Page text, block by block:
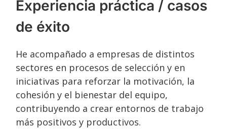
Experiencia práctica / casos
de éxito
He acompañado a empresas de distintos
sectores en procesos de selección y en
iniciativas para reforzar la motivación, la
cohesión y el bienestar del equipo,
contribuyendo a crear entornos de trabajo
más positivos y productivos.